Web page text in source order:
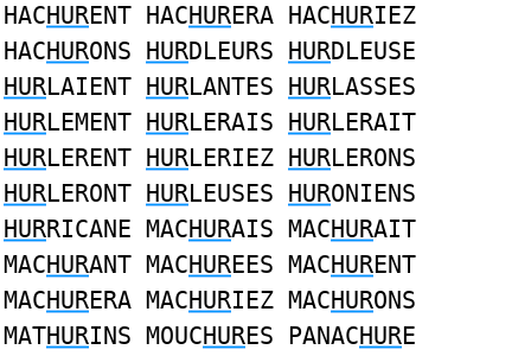
HACHURENT HACHURERA HACHURIEZ
HACHURONS HURDLEURS HURDLEUSE
HURLAIENT HURLANTES HURLASSES
HURLEMENT HURLERAIS HURLERAIT
HURLERENT HURLERIEZ HURLERONS
HURLERONT HURLEUSES HURONIENS
HURRICANE MACHURAIS MACHURAIT
MACHURANT MACHUREES MACHURENT
MACHURERA MACHURIEZ MACHURONS
MATHURINS MOUCHURES PANACHURE